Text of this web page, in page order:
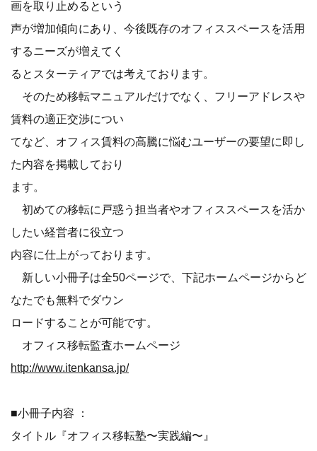
画を取り止めるという
声が増加傾向にあり、今後既存のオフィススペースを活用
するニーズが増えてく
るとスターティアでは考えております。
そのため移転マニュアルだけでなく、フリーアドレスや
賃料の適正交渉につい
てなど、オフィス賃料の高騰に悩むユーザーの要望に即し
た内容を掲載しており
ます。
初めての移転に戸惑う担当者やオフィススペースを活か
したい経営者に役立つ
内容に仕上がっております。
新しい小冊子は全50ページで、下記ホームページからど
なたでも無料でダウン
ロードすることが可能です。
オフィス移転監査ホームページ
http://www.itenkansa.jp/
■小冊子内容 ：
タイトル『オフィス移転塾〜実践編〜』